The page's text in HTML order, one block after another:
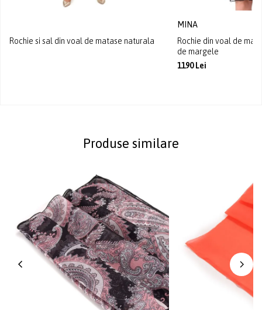
Rochie si sal din voal de matase naturala
MINA
Rochie din voal de
de margele
1190 Lei
Produse similare